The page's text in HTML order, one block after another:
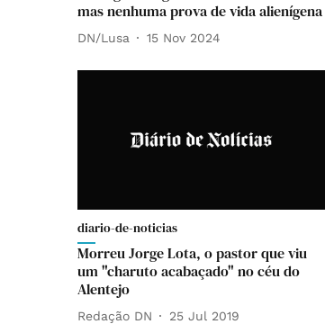
mas nenhuma prova de vida alienígena
DN/Lusa 15 Nov 2024
diario-de-noticias
Morreu Jorge Lota, o pastor que viu
um "charuto acabaçado" no céu do
Alentejo
Redação DN 25 Jul 2019